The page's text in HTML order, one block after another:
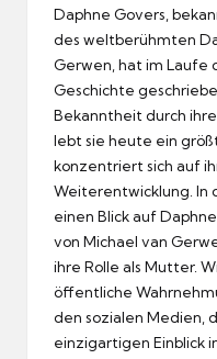
Daphne Govers,
des weltberühmten
Gerwen, hat im Laufe
Geschichte
Bekanntheit durch
lebt sie heute ein
konzentriert sich auf
Weiterentwicklung. In
einen Blick auf
von Michael van
ihre Rolle als Mutter.
öffentliche
den sozialen Medien,
einzigartigen Einblick